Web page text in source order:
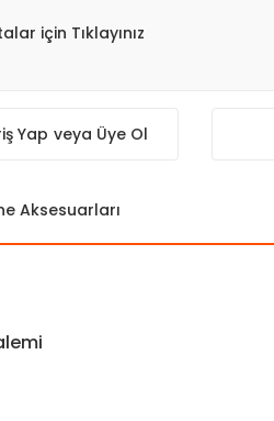
için Tıklayınız
Yap veya Üye Ol
Aksesuarları